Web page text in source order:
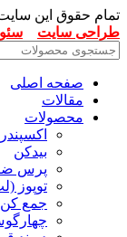
تمام حقوق این
طراحی سایت
صفحه اصلی
مقالات
محصولات
اکسپندر
بیدکن
پرس
توپوز
جمع کن